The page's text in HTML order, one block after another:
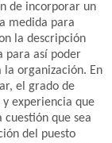
de incorporar un
medida para
la descripción
para así poder
organización. En
el grado de
experiencia que
que sea
del puesto